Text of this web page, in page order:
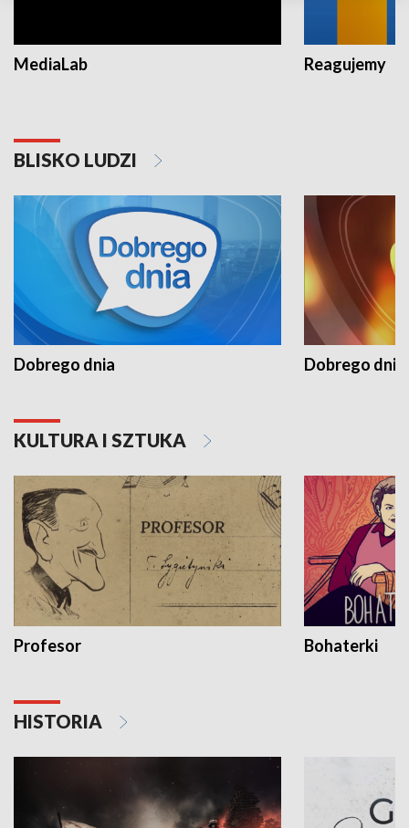
MediaLab Reagujemy
BLISKO LUDZI
Dobrego dnia Dobrego dnia
KULTURA I SZTUKA
Profesor Bohaterki
HISTORIA